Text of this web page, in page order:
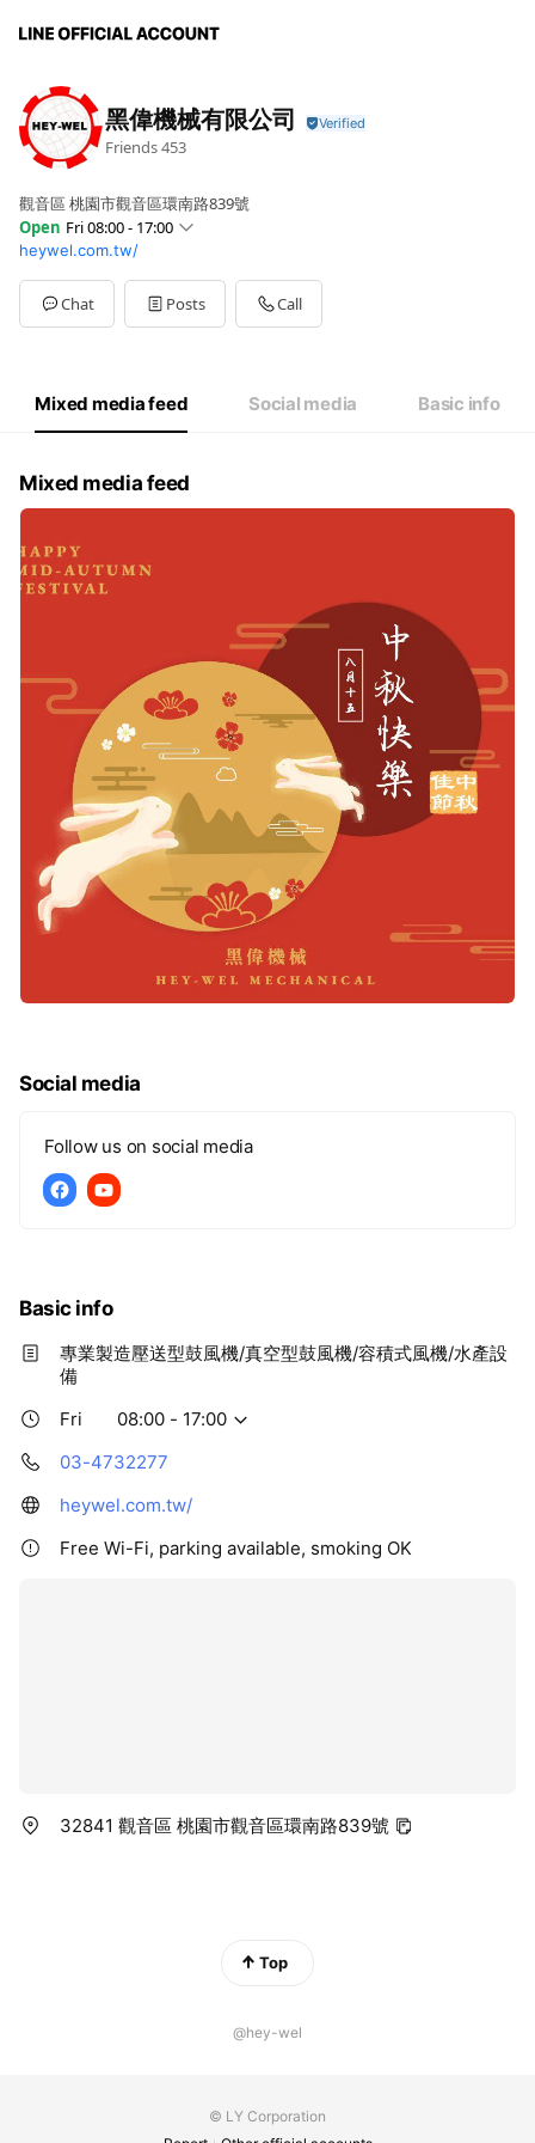
黑偉機械有限公司
Friends453
觀音區 桃園市觀音區環南路839號
Open Fri 08:00 - 17:00
SunClosed
Mon08:00 - 17:00
Tue08:00 - 17:00
Wed08:00 - 17:00
Closed
heywel.com.tw/
Chat Posts Call
Mixed media feed Social media Basic info
Mixed media feed
Social media
Follow us on social media
Basic info
專業製造壓送型鼓風機/真空型鼓風機/容積式風機/水產設
備
Fri
08:00 - 17:00
03-4732277
heywel.com.tw/
Free Wi-Fi, parking available, smoking OK
32841 觀音區 桃園市觀音區環南路839號
Top
@hey-wel
© LY Corporation